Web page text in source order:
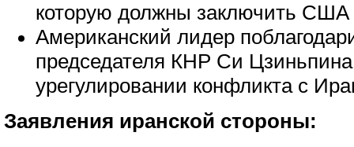
которую должны заключить
Американский лидер
председателя КНР Си Цзиньпина
урегулировании конфликта с
Заявления иранской стороны: